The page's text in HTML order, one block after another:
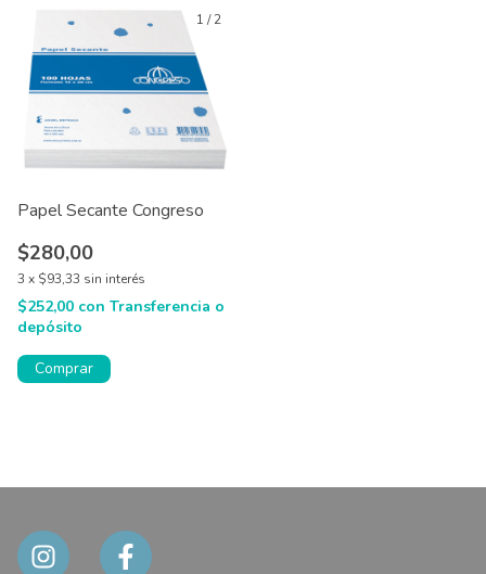
1 /2
Papel Secante Congreso
$280,00
3 x $93,33 sin interés
$252,00 con Transferencia o
depósito
Comprar